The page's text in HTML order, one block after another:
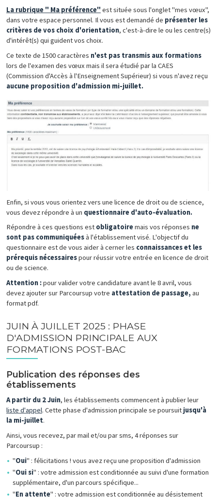
La rubrique " Ma préférence" est située sous l'onglet "mes vœux",
dans votre espace personnel. Il vous est demandé de présenter les
critères de vos choix d'orientation, c'est-à-dire le ou les centre(s)
d'intérêt(s) qui guident vos choix.
Ce texte de 1500 caractères n'est pas transmis aux formations
lors de l'examen des vœux mais il sera étudié par la CAES
(Commission d'Accès à l'Enseignement Supérieur) si vous n'avez reçu
aucune proposition d'admission mi-juillet.
Enfin, si vous vous orientez vers une licence de droit ou de science,
vous devez répondre à un questionnaire d'auto-évaluation.
Répondre à ces questions est obligatoiremais vos réponses ne
sont pas communiquéesà l'établissement visé. L'objectif du
questionnaire est de vous aider à cerner les connaissances et les
prérequis nécessairespour réussir votre entrée en licence de droit
ou de science.
Attention :pour valider votre candidature avant le 8 avril, vous
devez ajouter sur Parcoursup votre attestation de passage, au
format pdf.
JUIN À JUILLET 2025 : PHASE
D'ADMISSION PRINCIPALE AUX
FORMATIONS POST-BAC
Publication des réponses des
établissements
A partir du 2 Juin, les établissements commencent à publier leur
liste d'appel. Cette phase d'admission principale se poursuit jusqu'à
la mi-juillet.
Ainsi, vous recevez, par mail et/ou par sms, 4 réponses sur
Parcoursup :
"Oui" : félicitations ! vous avez reçu une proposition d'admission
"Oui si" : votre admission est conditionnée au suivi d'une formation
supplémentaire, d'un parcours spécifique...
"En attente" : votre admission est conditionnée au désistement